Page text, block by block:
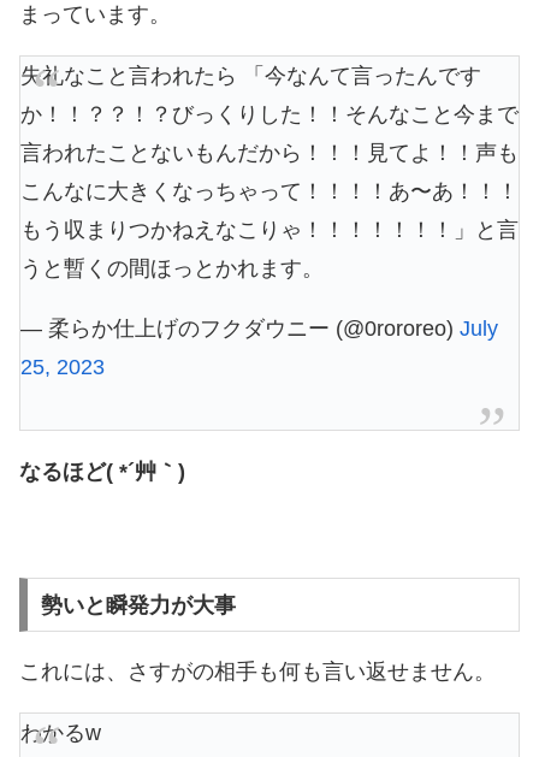
まっています。
失礼なこと言われたら 「今なんて言ったんです
か！！？？！？びっくりした！！そんなこと今まで
言われたことないもんだから！！！見てよ！！声も
こんなに大きくなっちゃって！！！！あ〜あ！！！
もう収まりつかねえなこりゃ！！！！！！！」と言
うと暫くの間ほっとかれます。
— 柔らか仕上げのフクダウニー (@0rororeo) July
25, 2023
なるほど( *´艸｀)
勢いと瞬発力が大事
これには、さすがの相手も何も言い返せません。
わかるw